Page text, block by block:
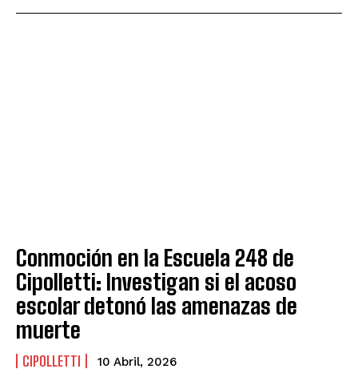
Conmoción en la Escuela 248 de
Cipolletti: Investigan si el acoso
escolar detonó las amenazas de
muerte
CIPOLLETTI 10 Abril, 2026